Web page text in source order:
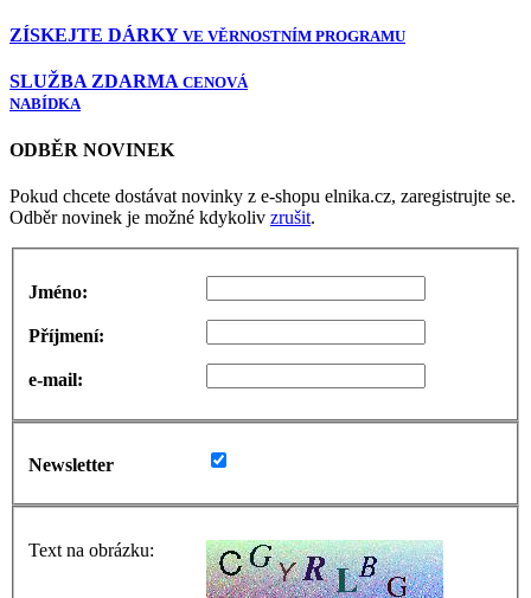
ZÍSKEJTE DÁRKY VE VĚRNOSTNÍM PROGRAMU
SLUŽBA ZDARMA CENOVÁ
NABÍDKA
ODBĚR NOVINEK
Pokud chcete dostávat novinky z e-shopu elnika.cz, zaregistrujte se.
Odběr novinek je možné kdykoliv zrušit.
Jméno:
Příjmení:
e-mail:
Newsletter
Text na obrázku: